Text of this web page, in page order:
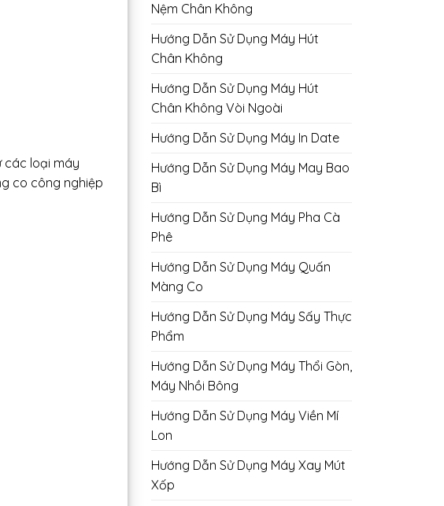
các loại máy
co công nghiệp
Nệm Chân Không
Hướng Dẫn Sử Dụng Máy Hút
Chân Không
Hướng Dẫn Sử Dụng Máy Hút
Chân Không Vòi Ngoài
Hướng Dẫn Sử Dụng Máy In Date
Hướng Dẫn Sử Dụng Máy May Bao
Bì
Hướng Dẫn Sử Dụng Máy Pha Cà
Phê
Hướng Dẫn Sử Dụng Máy Quấn
Màng Co
Hướng Dẫn Sử Dụng Máy Sấy Thực
Phẩm
Hướng Dẫn Sử Dụng Máy Thổi Gòn,
Máy Nhồi Bông
Hướng Dẫn Sử Dụng Máy Viền Mí
Lon
Hướng Dẫn Sử Dụng Máy Xay Mút
Xốp